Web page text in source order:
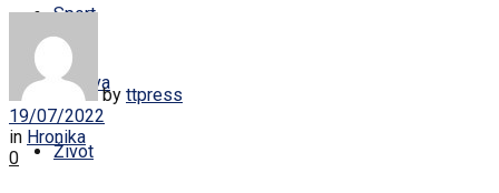
Sport
Zabava
Život
by ttpress
19/07/2022
in Hronika
0